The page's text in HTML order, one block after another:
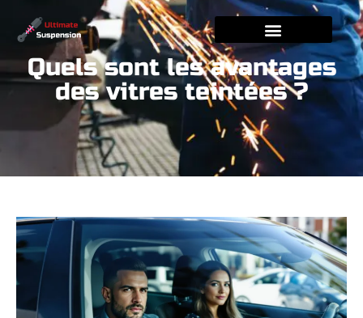
Quels sont les avantages
des vitres teintées ?